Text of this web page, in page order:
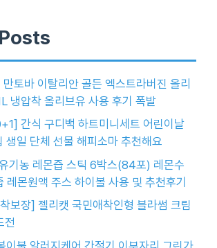
토바 이탈리안 골든 엑스트라버진 올리
냉압착 올리브유 사용 후기 폭발
간식 구디백 하트미니세트 어린이날
생일 단체 선물 해피소마 추천해요
기농 레몬즙 스틱 6박스(84포) 레몬수
몬원액 주스 하이볼 사용 및 추천후기
보장] 젤리캣 국민애착인형 블라썸 크림
전